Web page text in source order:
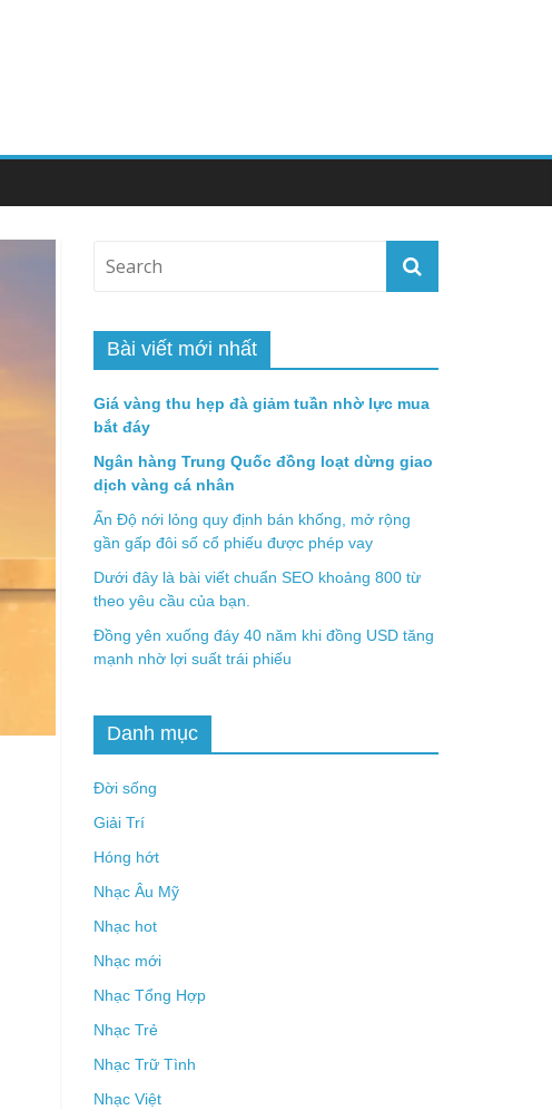
Bài viết mới nhất
Giá vàng thu hẹp đà giảm tuần nhờ lực mua
bắt đáy
Ngân hàng Trung Quốc đồng loạt dừng giao
dịch vàng cá nhân
Ấn Độ nới lỏng quy định bán khống, mở rộng
gần gấp đôi số cổ phiếu được phép vay
Dưới đây là bài viết chuẩn SEO khoảng 800 từ
theo yêu cầu của bạn.
Đồng yên xuống đáy 40 năm khi đồng USD tăng
mạnh nhờ lợi suất trái phiếu
Danh mục
Đời sống
Giải Trí
Hóng hớt
Nhạc Âu Mỹ
Nhạc hot
Nhạc mới
Nhạc Tổng Hợp
Nhạc Trẻ
Nhạc Trữ Tình
Nhạc Việt